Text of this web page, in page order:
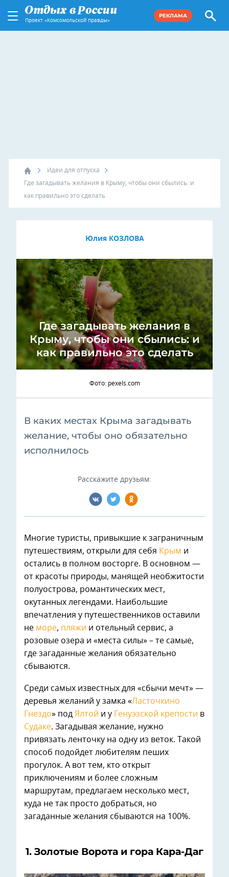
Проект «Комсомольской правды»
РЕКЛАМА
Идеи для отпуска
Где загадывать желания в Крыму, чтобы они сбылись: и
как правильно это сделать
Юлия КОЗЛОВА
Где загадывать желания в
Крыму, чтобы они сбылись: и
как правильно это сделать
Фото: pexels.com
В каких местах Крыма загадывать
желание, чтобы оно обязательно
исполнилось
Расскажите друзьям:
Многие туристы, привыкшие к заграничным
путешествиям, открыли для себя Крым и
остались в полном восторге. В основном —
от красоты природы, манящей необжитости
полуострова, романтических мест,
окутанных легендами. Наибольшие
впечатления у путешественников оставили
не море, пляжи и отельный сервис, а
розовые озера и «места силы» – те самые,
где загаданные желания обязательно
сбываются.
Среди самых известных для «сбычи мечт» —
деревья желаний у замка «Ласточкино
Гнездо» под Ялтой и у Генуэзской крепости в
Судаке. Загадывая желание, нужно
привязать ленточку на одну из веток. Такой
способ подойдет любителям пеших
прогулок. А вот тем, кто открыт
приключениям и более сложным
маршрутам, предлагаем несколько мест,
куда не так просто добраться, но
загаданные желания сбываются на 100%.
1. Золотые Ворота и гора Кара-Даг